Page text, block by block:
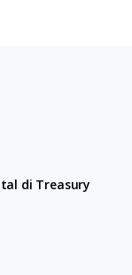
di Treasury